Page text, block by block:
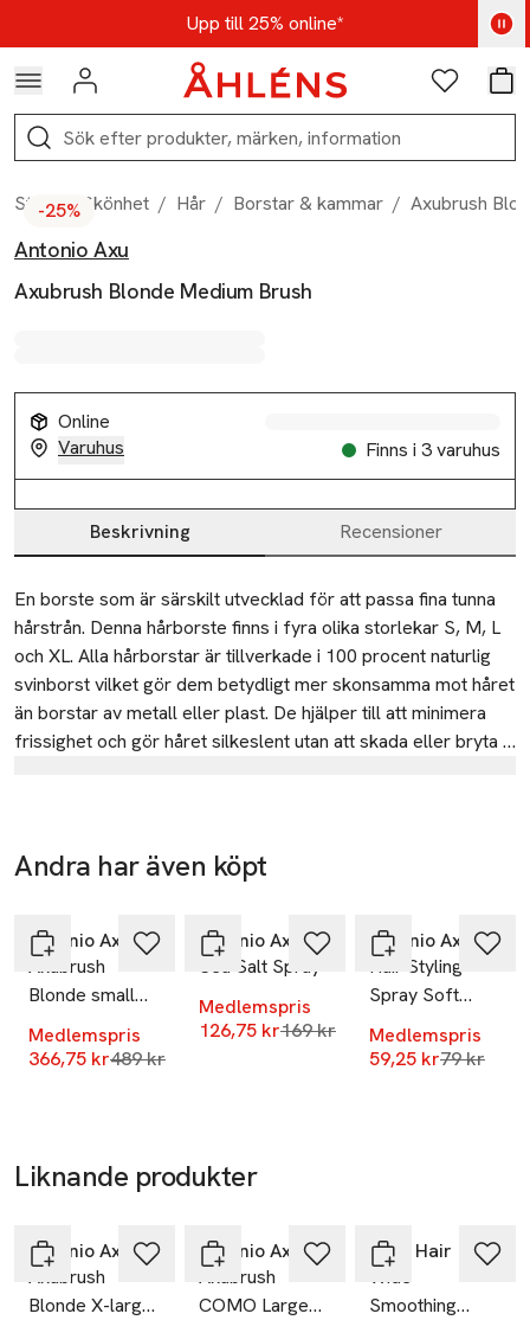
Hoppa till navigationsmenynUpp till 25% online*
Kod: AUG25 - Shoppa nu
Logga in Favoriter
Sök
Start / Skönhet / Hår / Borstar & kammar / Axubrush
Produktbilder
Hoppa över bildspelet
-25%
Antonio Axu
Axubrush Blonde Medium Brush
Online
Varuhus
Finns i 3 varuhus
Produktinformation
Beskrivning Recensioner
Beskrivning
En borste som är särskilt utvecklad för att passa fina tunna
hårstrån. Denna hårborste finns i fyra olika storlekar S, M, L
och XL. Alla hårborstar är tillverkade i 100 procent naturlig
svinborst vilket gör dem betydligt mer skonsamma mot håret
än borstar av metall eller plast. De hjälper till att minimera
frissighet och gör håret silkeslent utan att skada eller bryta
Sankt Eriksgatan 119
Stockholm
E-post
info@recipeformen.se
Mobilnummer
SKU: 89766060
Andra har även köpt
Antonio Axu
Axubrush
Blonde small
Brush
Medlemspris
366,75 krLägsta pris 30 dagar
489 kr
-25%
Antonio Axu
Sea Salt Spray
Medlemspris
126,75 krLägsta pris 30 dagar
169 kr
Antonio Axu
Hair Styling
Spray Soft
Hold
Medlemspris
59,25 krLägsta
79 kr
Liknande produkter
Antonio Axu
Axubrush
Blonde X-large
Antonio Axu
Axubrush
COMO Large
Slick Hair
Wide
Smoothing